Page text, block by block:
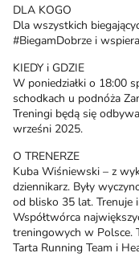
DLA KOGO
Dla wszystkich
#BiegamDobrze i
KIEDY i GDZIE
W poniedziałki o 18:00
schodkach u podnóża
Treningi będą się
wrześni 2025.
O TRENERZE
Kuba Wiśniewski – z
dziennikarz. Były
od blisko 35 lat. Trenuje
Współtwórca
treningowych w Polsce.
Tarta Running Team i